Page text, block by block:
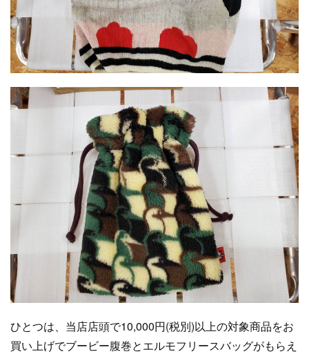
ひとつは、当店店頭で10,000円(税別)以上の対象商品をお
買い上げでブービー腹巻とエルモフリースバッグがもらえ